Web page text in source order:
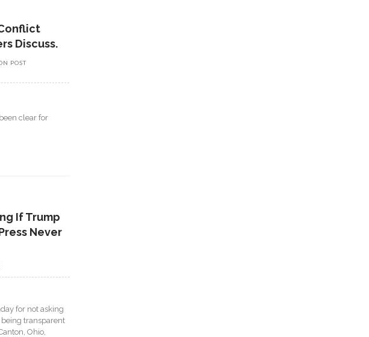
Discuss.
POST
clear for
If Trump
Never
for not asking
transparent
Ohio,